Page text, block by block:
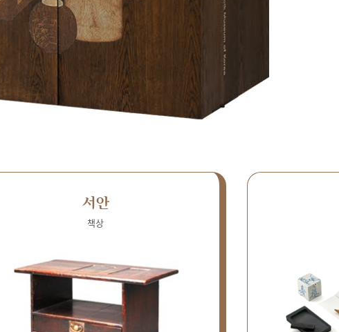
서안
책상